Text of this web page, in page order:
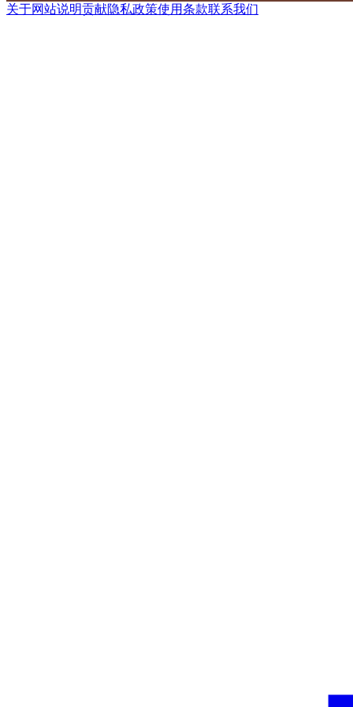
关于网站说明贡献隐私政策使用条款联系我们